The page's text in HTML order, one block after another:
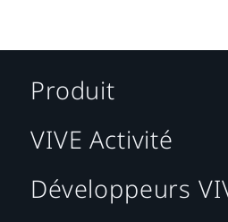
Produit
VIVE Activité
Développeurs